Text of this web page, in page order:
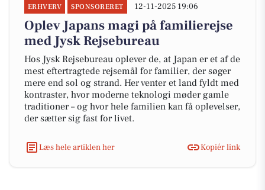
ERHVERV SPONSORERET 12-11-2025 19:06
Oplev Japans magi på familierejse
med Jysk Rejsebureau
Hos Jysk Rejsebureau oplever de, at Japan er et af de
mest eftertragtede rejsemål for familier, der søger
mere end sol og strand. Her venter et land fyldt med
kontraster, hvor moderne teknologi møder gamle
traditioner – og hvor hele familien kan få oplevelser,
der sætter sig fast for livet.
Læs hele artiklen her Kopiér link